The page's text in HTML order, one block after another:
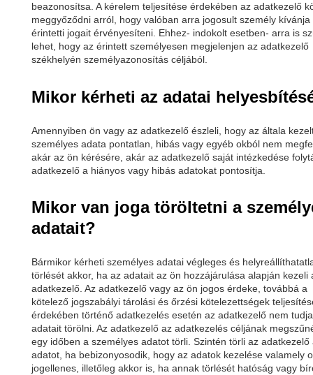
beazonosítsa. A kérelem teljesítése érdekében az adatkezelő
meggyőződni arról, hogy valóban arra jogosult személy kívánja
érintetti jogait érvényesíteni. Ehhez- indokolt esetben- arra is
lehet, hogy az érintett személyesen megjelenjen az adatkezelő
székhelyén személyazonosítás céljából.
Mikor kérheti az adatai
Amennyiben ön vagy az adatkezelő észleli, hogy az általa
személyes adata pontatlan, hibás vagy egyéb okból nem
akár az ön kérésére, akár az adatkezelő saját intézkedése
adatkezelő a hiányos vagy hibás adatokat pontosítja.
Mikor van joga töröltetni a
adatait?
Bármikor kérheti személyes adatai végleges és
törlését akkor, ha az adatait az ön hozzájárulása alapján kezeli
adatkezelő. Az adatkezelő vagy az ön jogos érdeke, továbbá a
kötelező jogszabályi tárolási és őrzési kötelezettségek
érdekében történő adatkezelés esetén az adatkezelő nem
adatait törölni. Az adatkezelő az adatkezelés céljának
egy időben a személyes adatot törli. Szintén törli az adatkezelő
adatot, ha bebizonyosodik, hogy az adatok kezelése valamely
jogellenes, illetőleg akkor is, ha annak törlését hatóság vagy